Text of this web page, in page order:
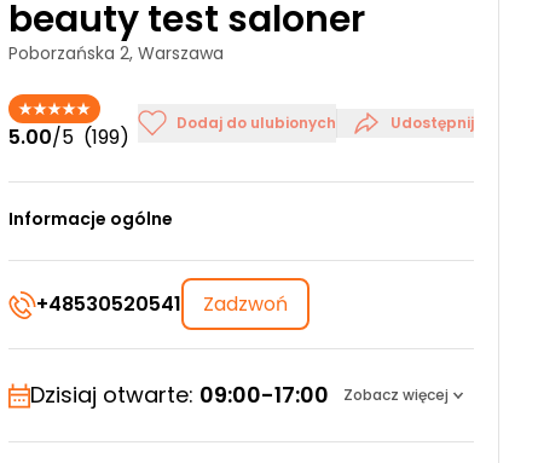
beauty test saloner
Poborzańska 2, Warszawa
5.00/5 (199)
Dodaj do ulubionych Udostępnij
Informacje ogólne
+48530520541 Zadzwoń
Dzisiaj otwarte: 09:00-17:00 Zobacz więcej